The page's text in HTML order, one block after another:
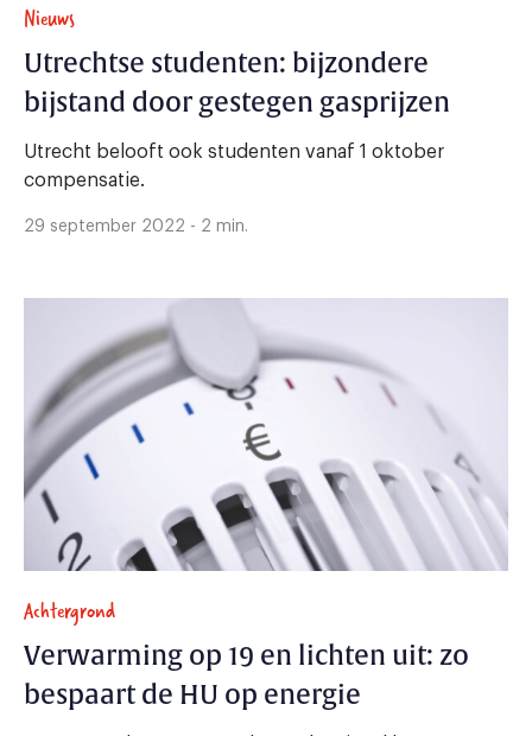
Nieuws
Utrechtse studenten: bijzondere
bijstand door gestegen gasprijzen
Utrecht belooft ook studenten vanaf 1 oktober
compensatie.
29 september 2022 - 2 min.
Achtergrond
Verwarming op 19 en lichten uit: zo
bespaart de HU op energie